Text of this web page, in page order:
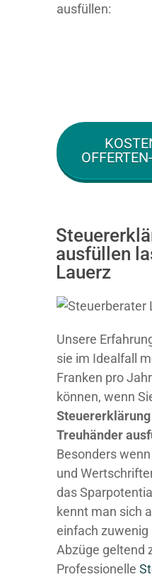
ausfüllen:
ausfüllen
Lauerz
Unsere
sie im Idealfall
Franken pro
können, wenn
Treuhänder
Besonders
und
das
kennt man sich
einfach zuwenig
Abzüge geltend
Professionelle